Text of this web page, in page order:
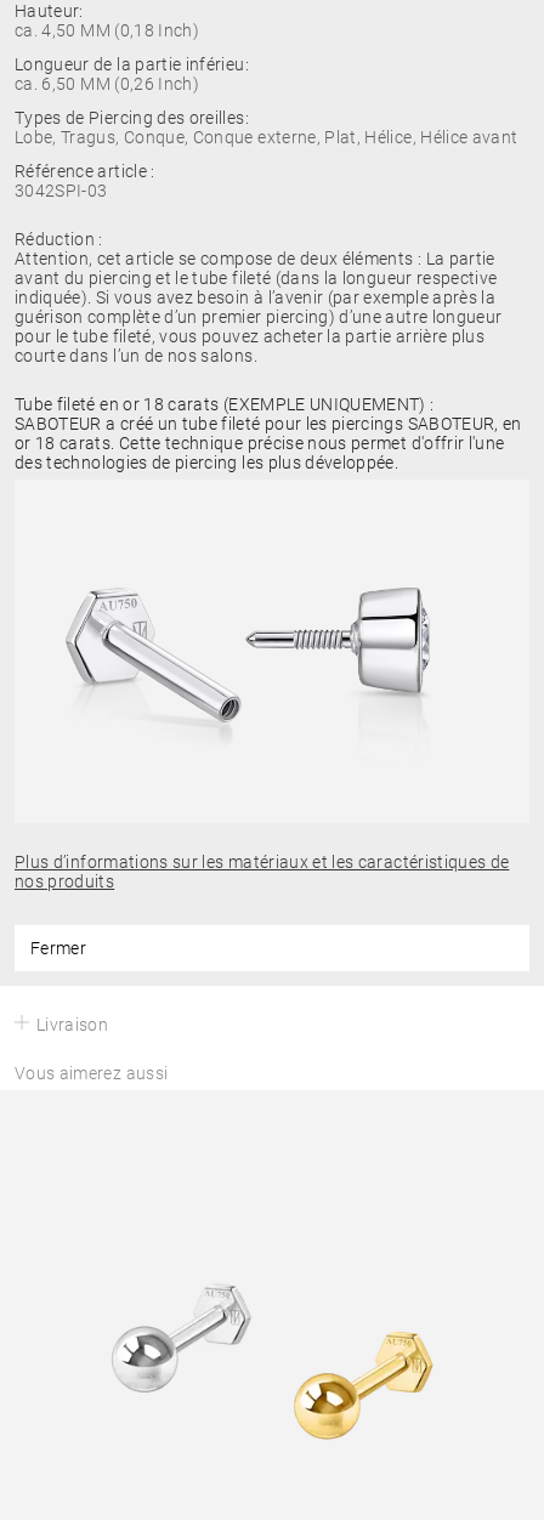
Hauteur:
ca. 4,50 MM (0,18 Inch)
Longueur de la partie inférieu:
ca. 6,50 MM (0,26 Inch)
Types de Piercing des oreilles:
Lobe, Tragus, Conque, Conque externe, Plat, Hélice, Hélice avant
Référence article :
3042SPI-03
Réduction :
Attention, cet article se compose de deux éléments : La partie
avant du piercing et le tube fileté (dans la longueur respective
indiquée). Si vous avez besoin à l’avenir (par exemple après la
guérison complète d’un premier piercing) d’une autre longueur
pour le tube fileté, vous pouvez acheter la partie arrière plus
courte dans l’un de nos salons.
Tube fileté en or 18 carats (EXEMPLE UNIQUEMENT) :
SABOTEUR a créé un tube fileté pour les piercings SABOTEUR, en
or 18 carats. Cette technique précise nous permet d'offrir l'une
des technologies de piercing les plus développée.
Plus d’informations sur les matériaux et les caractéristiques de
nos produits
Fermer
Livraison
Vous aimerez aussi